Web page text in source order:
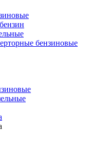
бензиновые